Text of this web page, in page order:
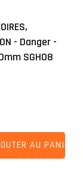
- Danger -
SGH08
AU PANIER